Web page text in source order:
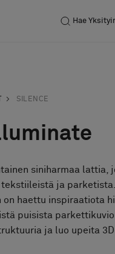
Hae
SILENCE
siniharmaa lattia,
ja
on haettu inspiraatiota
puisista
ja luo upeita